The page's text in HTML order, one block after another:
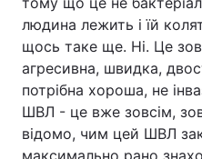
людина лежить і їй
щось таке ще. Ні. Це
агресивна, швидка,
потрібна хороша, не
ШВЛ - це вже зовсім,
відомо, чим цей ШВЛ
максимально рано